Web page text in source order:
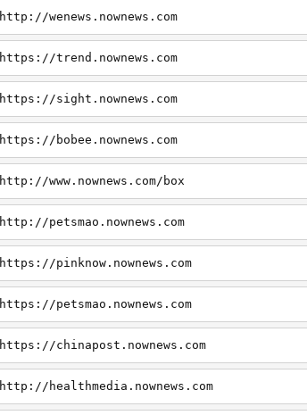
http://wenews.nownews.com
https://trend.nownews.com
https://sight.nownews.com
https://bobee.nownews.com
http://www.nownews.com/box
http://petsmao.nownews.com
https://pinknow.nownews.com
https://petsmao.nownews.com
https://chinapost.nownews.com
http://healthmedia.nownews.com